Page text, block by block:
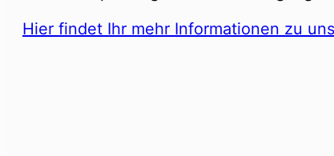
Hier findet Ihr mehr Informationen zu